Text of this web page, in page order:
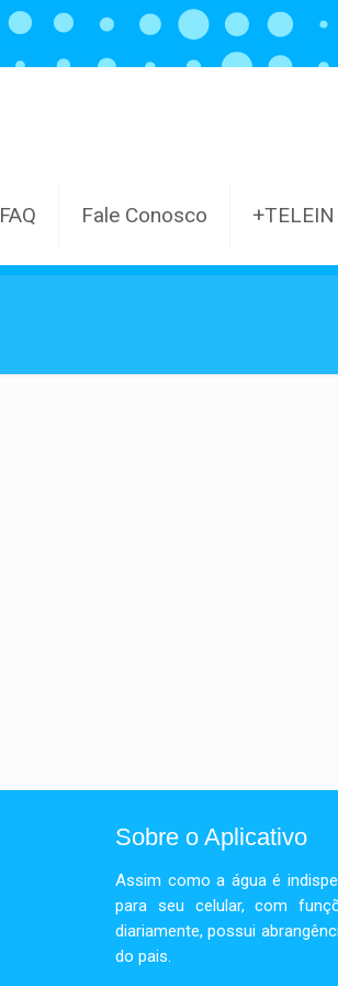
FAQ Fale Conosco +TELEIN
Sobre o Aplicativo
Assim como a água é
para seu celular, com
diariamente, possui
do pais.